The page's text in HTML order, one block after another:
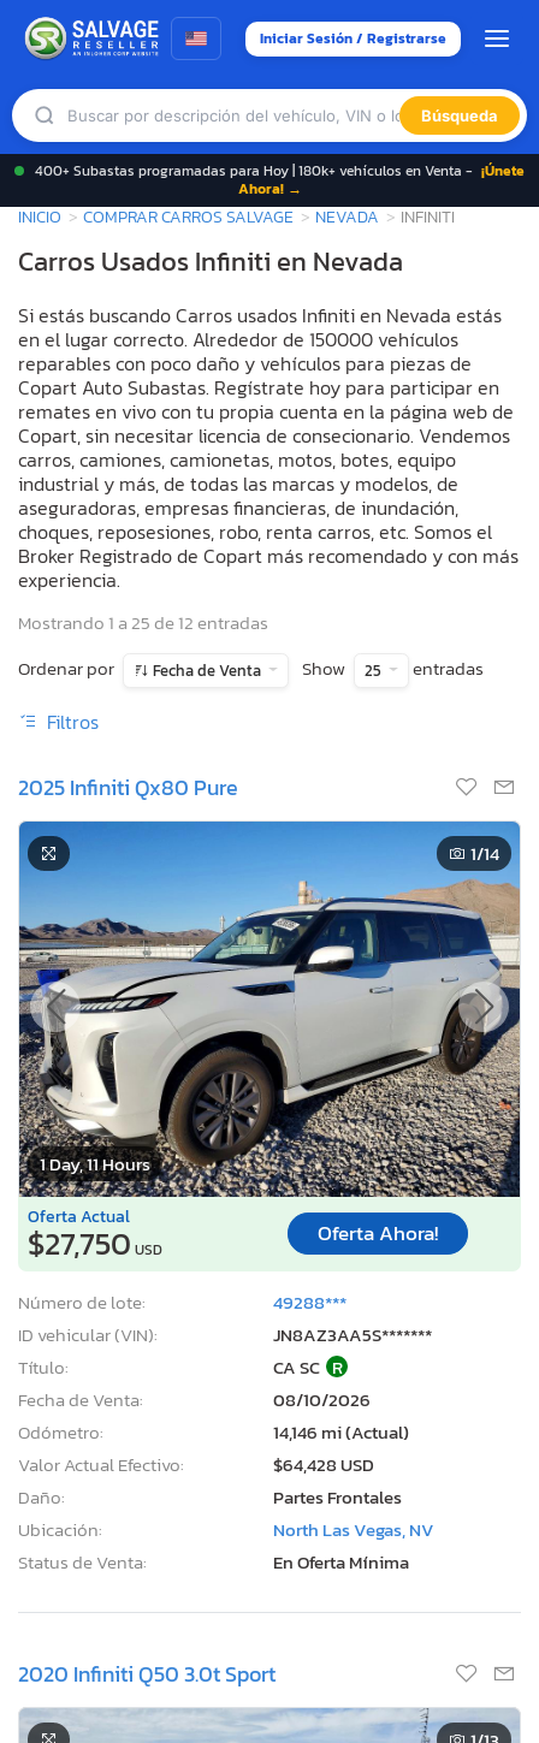
Iniciar Sesión / Registrarse
Búsqueda
400+ Subastas programadas para Hoy | 180k+ vehículos en Venta - ¡Únete
Ahora! →
INICIO COMPRAR CARROS SALVAGE NEVADA INFINITI
Carros Usados Infiniti en Nevada
Si estás buscando Carros usados Infiniti en Nevada estás
en el lugar correcto. Alrededor de 150000 vehículos
reparables con poco daño y vehículos para piezas de
Copart Auto Subastas. Regístrate hoy para participar en
remates en vivo con tu propia cuenta en la página web de
Copart, sin necesitar licencia de consecionario. Vendemos
carros, camiones, camionetas, motos, botes, equipo
industrial y más, de todas las marcas y modelos, de
aseguradoras, empresas financieras, de inundación,
choques, reposesiones, robo, renta carros, etc. Somos el
Broker Registrado de Copart más recomendado y con más
experiencia.
Mostrando 1 a 25 de 12 entradas
Ordenar por
Fecha de Venta Show 25 entradas
Filtros
2025 Infiniti Qx80 Pure
1 Day, 11 Hours
1/14
Oferta Actual
$27,750 USD
Oferta Ahora!
Número de lote:
49288***
ID vehicular (VIN):
JN8AZ3AA5S*******
Título:
CA SC R
Fecha de Venta:
08/10/2026
Odómetro:
14,146 mi (Actual)
Valor Actual Efectivo:
$64,428 USD
Daño:
Partes Frontales
Ubicación:
North Las Vegas, NV
Status de Venta:
En Oferta Mínima
2020 Infiniti Q50 3.0t Sport